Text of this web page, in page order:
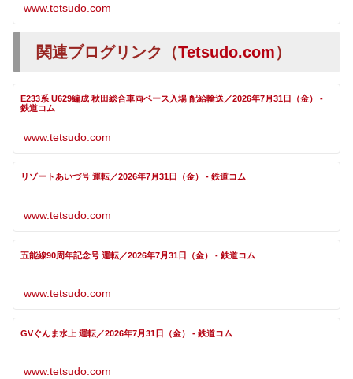
www.tetsudo.com
関連ブログリンク（Tetsudo.com）
E233系 U629編成 秋田総合車両ベース入場 配給輸送／2026年7月31日（金） -
鉄道コム
www.tetsudo.com
リゾートあいづ号 運転／2026年7月31日（金） - 鉄道コム
www.tetsudo.com
五能線90周年記念号 運転／2026年7月31日（金） - 鉄道コム
www.tetsudo.com
GVぐんま水上 運転／2026年7月31日（金） - 鉄道コム
www.tetsudo.com